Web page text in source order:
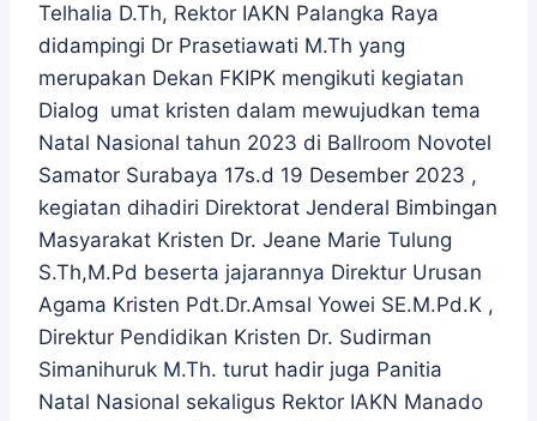
Telhalia D.Th, Rektor IAKN Palangka Raya
didampingi Dr Prasetiawati M.Th yang
merupakan Dekan FKIPK mengikuti kegiatan
Dialog umat kristen dalam mewujudkan tema
Natal Nasional tahun 2023 di Ballroom Novotel
Samator Surabaya 17s.d 19 Desember 2023 ,
kegiatan dihadiri Direktorat Jenderal Bimbingan
Masyarakat Kristen Dr. Jeane Marie Tulung
S.Th,M.Pd beserta jajarannya Direktur Urusan
Agama Kristen Pdt.Dr.Amsal Yowei SE.M.Pd.K ,
Direktur Pendidikan Kristen Dr. Sudirman
Simanihuruk M.Th. turut hadir juga Panitia
Natal Nasional sekaligus Rektor IAKN Manado